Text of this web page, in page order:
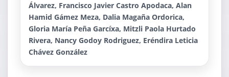
Álvarez, Francisco Javier Castro Apodaca, Alan
Hamid Gámez Meza, Dalia Magaña Ordorica,
Gloria María Peña Garcíxa, Mitzli Paola Hurtado
Rivera, Nancy Godoy Rodriguez, Eréndira Leticia
Chávez González